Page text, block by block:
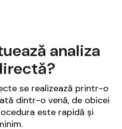
analiza
se realizează printr-o
dintr-o venă, de obicei
este rapidă și